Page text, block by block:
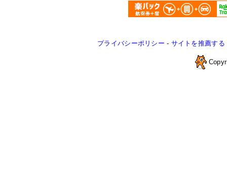
プライバシーポリシー - サイトを推薦する